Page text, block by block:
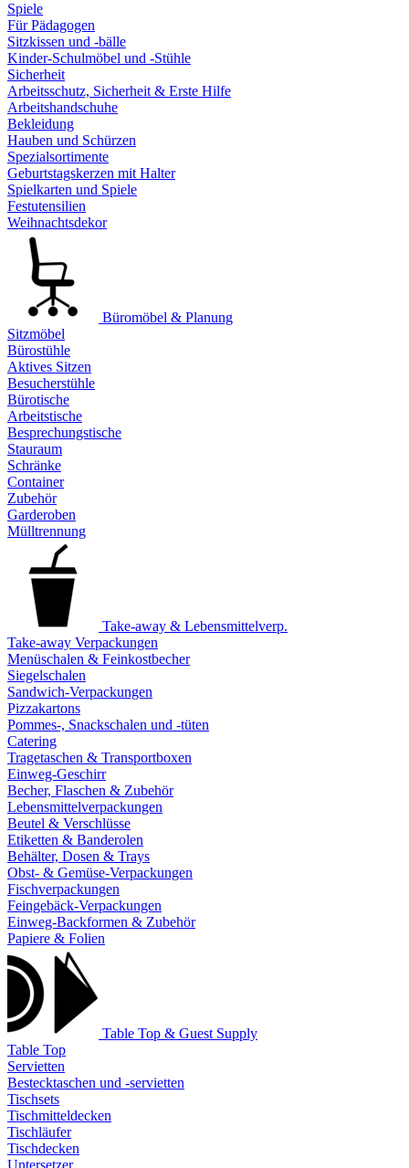
Spiele
Für Pädagogen
Sitzkissen und -bälle
Kinder-Schulmöbel und -Stühle
Sicherheit
Arbeitsschutz, Sicherheit & Erste Hilfe
Arbeitshandschuhe
Bekleidung
Hauben und Schürzen
Spezialsortimente
Geburtstagskerzen mit Halter
Spielkarten und Spiele
Festutensilien
Weihnachtsdekor
Büromöbel & Planung
Sitzmöbel
Bürostühle
Aktives Sitzen
Besucherstühle
Bürotische
Arbeitstische
Besprechungstische
Stauraum
Schränke
Container
Zubehör
Garderoben
Mülltrennung
Take-away & Lebensmittelverp.
Take-away Verpackungen
Menüschalen & Feinkostbecher
Siegelschalen
Sandwich-Verpackungen
Pizzakartons
Pommes-, Snackschalen und -tüten
Catering
Tragetaschen & Transportboxen
Einweg-Geschirr
Becher, Flaschen & Zubehör
Lebensmittelverpackungen
Beutel & Verschlüsse
Etiketten & Banderolen
Behälter, Dosen & Trays
Obst- & Gemüse-Verpackungen
Fischverpackungen
Feingebäck-Verpackungen
Einweg-Backformen & Zubehör
Papiere & Folien
Table Top & Guest Supply
Table Top
Servietten
Bestecktaschen und -servietten
Tischsets
Tischmitteldecken
Tischläufer
Tischdecken